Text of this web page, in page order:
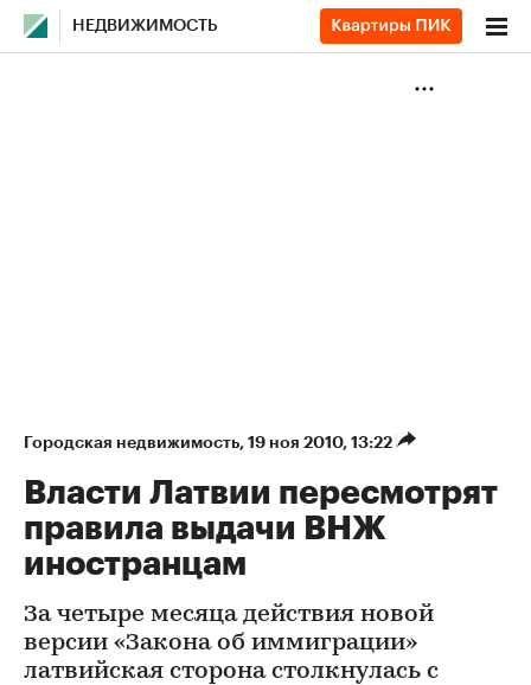
НЕДВИЖИМОСТЬ
Городская недвижимость⁠, 19 ноя 2010, 13:22
Власти Латвии пересмотрят
правила выдачи ВНЖ
иностранцам
За четыре месяца действия новой
версии «Закона об иммиграции»
латвийская сторона столкнулась с